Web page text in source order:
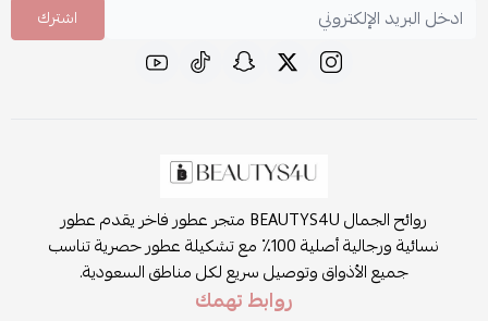
اشترك
روائح الجمال BEAUTYS4U متجر عطور فاخر يقدم عطور
نسائية ورجالية أصلية 100٪ مع تشكيلة عطور حصرية تناسب
جميع الأذواق وتوصيل سريع لكل مناطق السعودية.
روابط تهمك